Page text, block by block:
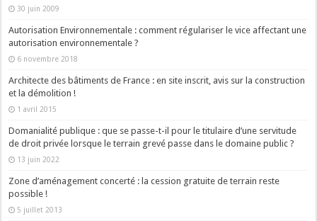
30 juin 2009
Autorisation Environnementale : comment régulariser le vice affectant une
autorisation environnementale ?
6 novembre 2018
Architecte des bâtiments de France : en site inscrit, avis sur la construction
et la démolition !
1 avril 2015
Domanialité publique : que se passe-t-il pour le titulaire d’une servitude
de droit privée lorsque le terrain grevé passe dans le domaine public ?
13 juin 2022
Zone d’aménagement concerté : la cession gratuite de terrain reste
possible !
5 juillet 2013